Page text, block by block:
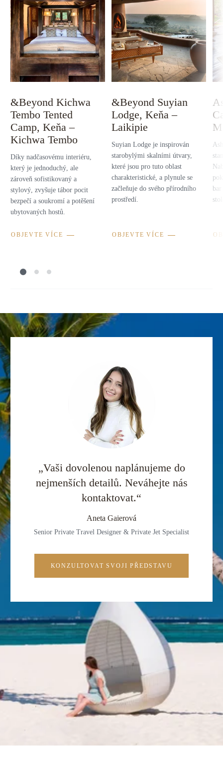
&Beyond Kichwa
Tembo Tented
Camp, Keňa –
Kichwa Tembo
Díky nadčasovému interiéru,
který je jednoduchý, ale
zároveň sofistikovaný a
stylový, zvyšuje tábor pocit
bezpečí a soukromí a potěšení
ubytovaných hostů.
OBJEVTE VÍCE
&Beyond Suyian
Lodge, Keňa –
Laikipie
Suyian Lodge je inspirován
starobylými skalními útvary,
které jsou pro tuto oblast
charakteristické, a plynule se
začleňuje do svého přírodního
prostředí.
OBJEVTE VÍCE
„Vaši dovolenou naplánujeme do
nejmenších detailů. Neváhejte nás
kontaktovat.“
Aneta Gaierová
Senior Private Travel Designer & Private Jet Specialist
KONZULTOVAT SVOJI PŘEDSTAVU